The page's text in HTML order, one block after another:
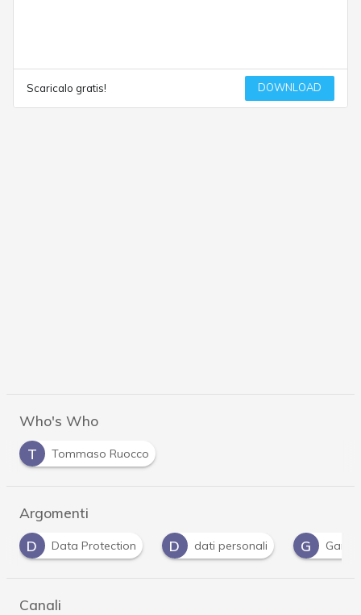
Scaricalo gratis! DOWNLOAD
Who's Who
T
Tommaso Ruocco
Argomenti
D
Data Protection D dati personali G
Canali